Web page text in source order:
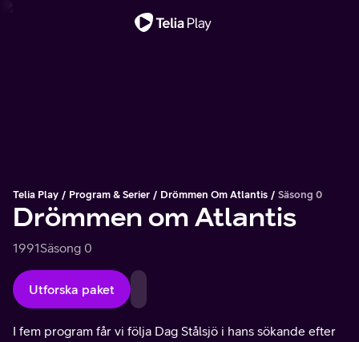
Telia Play Program & Serier Drömmen Om Atlantis Säsong 0
Drömmen om Atlantis
1991Säsong 0
Utforska paket
I fem program får vi följa Dag Stålsjö i hans sökande efter